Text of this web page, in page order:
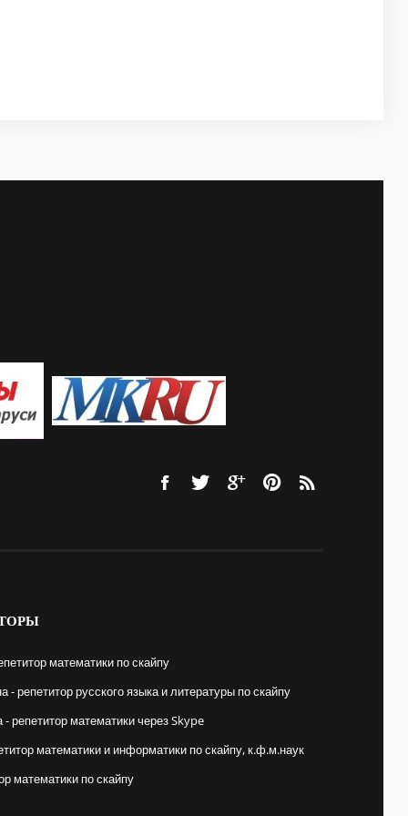
математики по скайпу
- репетитор русского языка и литературы по скайпу
репетитор математики через Skype
математики и информатики по скайпу, к.ф.м.наук
математики по скайпу